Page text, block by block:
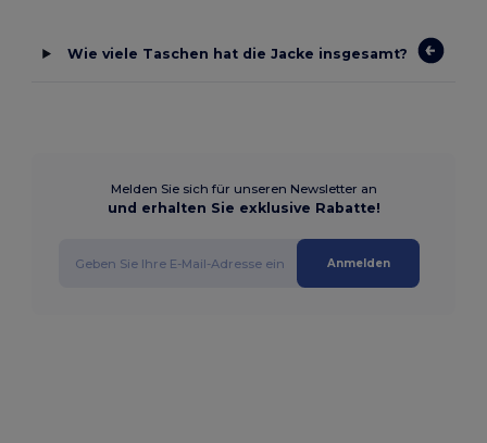
Wie viele Taschen hat die Jacke insgesamt?
Melden Sie sich für unseren Newsletter an
und erhalten Sie exklusive Rabatte!
Anmelden